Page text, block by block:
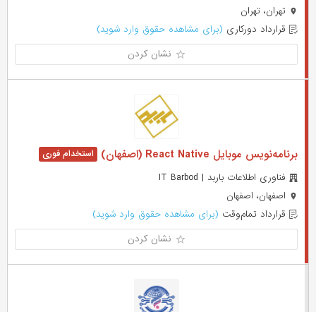
تهران، تهران
قرارداد دورکاری (برای مشاهده حقوق وارد شوید)
نشان کردن
برنامه‌نویس موبایل React Native (اصفهان)
فناوری اطلاعات باربد | IT Barbod
اصفهان، اصفهان
قرارداد تمام‌وقت (برای مشاهده حقوق وارد شوید)
نشان کردن